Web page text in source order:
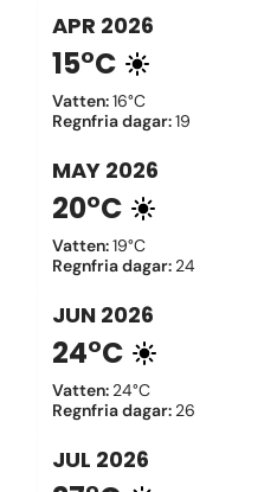
APR 2026
15°C
Vatten:16°C
Regnfria dagar:19
MAY 2026
20°C
Vatten:19°C
Regnfria dagar: 24
JUN 2026
24°C
Vatten: 24°C
Regnfria dagar: 26
JUL 2026